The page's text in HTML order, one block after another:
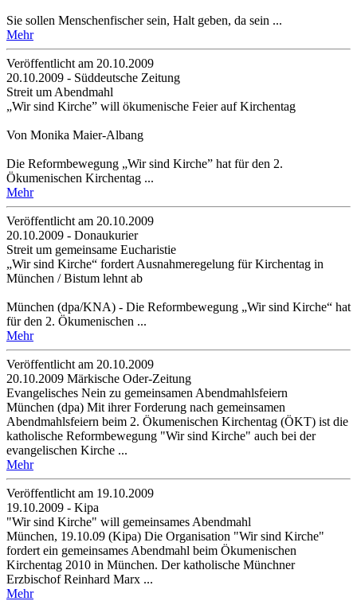
Sie sollen Menschenfischer sein, Halt geben, da sein ...
Mehr
Veröffentlicht am 20­.10.2009
20.10.2009 - Süddeutsche Zeitung
Streit um Abendmahl
„Wir sind Kirche” will ökumenische Feier auf Kirchentag
Von Monika Maier-Albang
Die Reformbewegung „Wir sind Kirche” hat für den 2.
Ökumenischen Kirchentag ...
Mehr
Veröffentlicht am 20­.10.2009
20.10.2009 - Donaukurier
Streit um gemeinsame Eucharistie
„Wir sind Kirche“ fordert Ausnahmeregelung für Kirchentag in
München / Bistum lehnt ab
München (dpa/KNA) - Die Reformbewegung „Wir sind Kirche“ hat
für den 2. Ökumenischen ...
Mehr
Veröffentlicht am 20­.10.2009
20.10.2009 Märkische Oder-Zeitung
Evangelisches Nein zu gemeinsamen Abendmahlsfeiern
München (dpa) Mit ihrer Forderung nach gemeinsamen
Abendmahlsfeiern beim 2. Ökumenischen Kirchentag (ÖKT) ist die
katholische Reformbewegung "Wir sind Kirche" auch bei der
evangelischen Kirche ...
Mehr
Veröffentlicht am 19­.10.2009
19.10.2009 - Kipa
"Wir sind Kirche" will gemeinsames Abendmahl
München, 19.10.09 (Kipa) Die Organisation "Wir sind Kirche"
fordert ein gemeinsames Abendmahl beim Ökumenischen
Kirchentag 2010 in München. Der katholische Münchner
Erzbischof Reinhard Marx ...
Mehr